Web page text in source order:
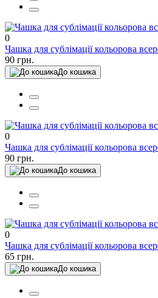
0
Чашка для сублімації кольорова
90 грн.
До кошика
0
Чашка для сублімації кольорова
90 грн.
До кошика
0
Чашка для сублімації кольорова
65 грн.
До кошика